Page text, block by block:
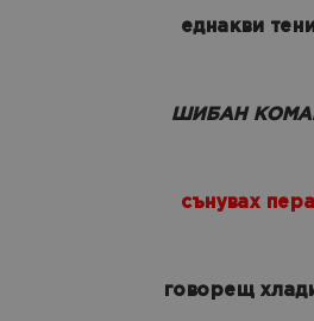
еднакви
ШИБАН
сънувах
говорещ